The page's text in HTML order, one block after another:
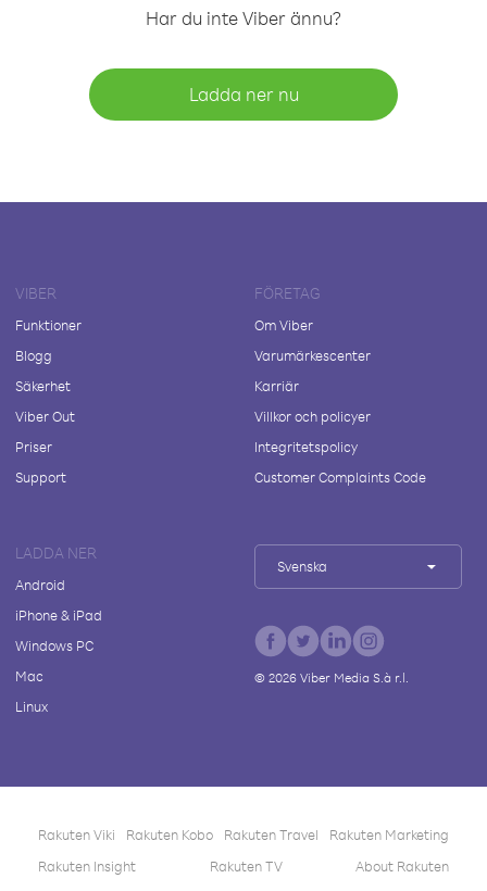
Har du inte Viber ännu?
Ladda ner nu
VIBER
Funktioner
Blogg
Säkerhet
Viber Out
Priser
Support
FÖRETAG
Om Viber
Varumärkescenter
Karriär
Villkor och policyer
Integritetspolicy
Customer Complaints Code
LADDA NER
Android
iPhone & iPad
Windows PC
Mac
Linux
Svenska
© 2026Viber Media S.à r.l.
Rakuten Viki Rakuten Kobo Rakuten Travel
Rakuten Marketing
Rakuten Insight
Rakuten TV About Rakuten